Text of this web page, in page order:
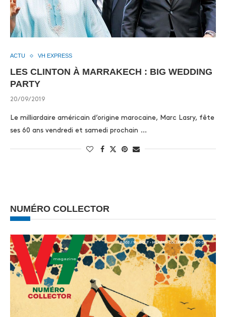
ACTU VH EXPRESS
LES CLINTON À MARRAKECH : BIG WEDDING
PARTY
20/09/2019
Le milliardaire américain d’origine marocaine, Marc Lasry, fête
ses 60 ans vendredi et samedi prochain …
NUMÉRO COLLECTOR